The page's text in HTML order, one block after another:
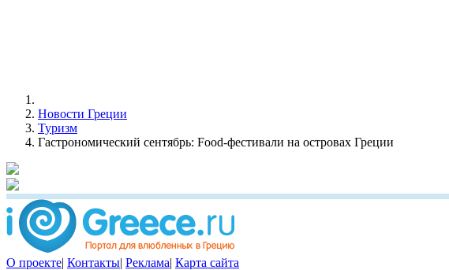
Новости Греции
Туризм
Гастрономический сентябрь: Food-фестивали на островах Греции
О проекте| Контакты| Реклама| Карта сайта